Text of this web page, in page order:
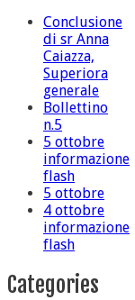
Conclusione
di sr Anna
Caiazza,
Superiora
generale
Bollettino
n.5
5 ottobre
informazione
flash
5 ottobre
4 ottobre
informazione
flash
Categories